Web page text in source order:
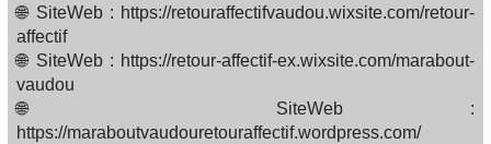
🌐 SiteWeb : https://retouraffectifvaudou.wixsite.com/retour-
affectif
🌐 SiteWeb : https://retour-affectif-ex.wixsite.com/marabout-
vaudou
🌐 SiteWeb :
https://maraboutvaudouretouraffectif.wordpress.com/